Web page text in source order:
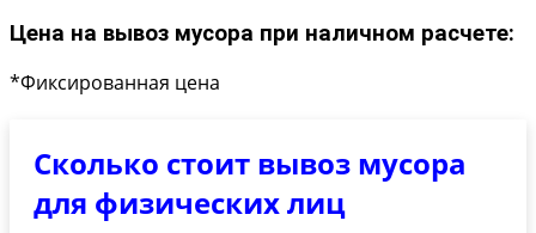
Цена на вывоз мусора при наличном расчете:
*Фиксированная цена
Сколько стоит вывоз мусора
для физических лиц